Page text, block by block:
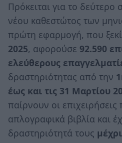
Πρόκειται για το
νέου καθεστώτος των
πρώτη εφαρμογή, που
2025, αφορούσε 92.590
ελεύθερους
δραστηριότητας από την
έως και τις 31 Μαρτίου
παίρνουν οι
απλογραφικά βιβλία και
δραστηριότητά τους